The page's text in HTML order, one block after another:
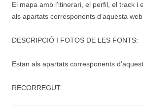
El mapa amb l’itinerari, el perfil, el track i
als apartats corresponents d’aquesta web.
DESCRIPCIÓ I FOTOS DE LES FONTS:
Estan als apartats corresponents
RECORREGUT: